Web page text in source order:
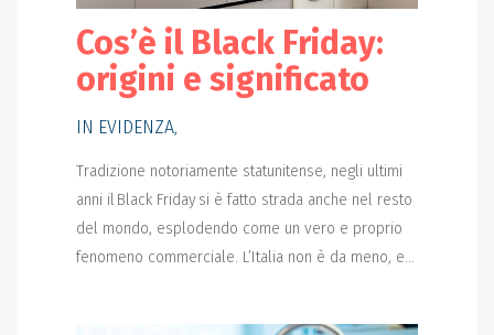
Cos’è il Black Friday:
origini e significato
IN EVIDENZA,
Tradizione notoriamente statunitense, negli ultimi
anni il Black Friday si è fatto strada anche nel resto
del mondo, esplodendo come un vero e proprio
fenomeno commerciale. L’Italia non è da meno, e...